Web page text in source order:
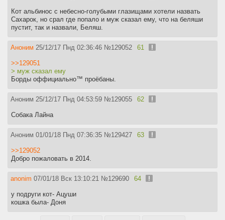
Кот альбинос с небесно-голубыми глазищами хотели назвать
Сахарок, но срал где попало и муж сказал ему, что на беляши
пустит, так и назвали, Беляш.
Аноним 25/12/17 Пнд 02:36:46 №129052 61
>>129051
> муж сказал ему
Борды оффициально™ проёбаны.
Аноним 25/12/17 Пнд 04:53:59 №129055 62
Собака Лайна
Аноним 01/01/18 Пнд 07:36:35 №129427 63
>>129052
Добро пожаловать в 2014.
anonim 07/01/18 Вск 13:10:21 №129690 64
у подруги кот- Ацуши
кошка была- Доня